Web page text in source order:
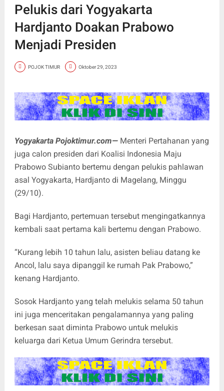
Pelukis dari Yogyakarta
Hardjanto Doakan Prabowo
Menjadi Presiden
POJOK TIMUR Oktober 29, 2023
Yogyakarta Pojoktimur.com—Menteri Pertahanan yang
juga calon presiden dari Koalisi Indonesia Maju
Prabowo Subianto bertemu dengan pelukis pahlawan
asal Yogyakarta, Hardjanto di Magelang, Minggu
(29/10).
Bagi Hardjanto, pertemuan tersebut mengingatkannya
kembali saat pertama kali bertemu dengan Prabowo.
“Kurang lebih 10 tahun lalu, asisten beliau datang ke
Ancol, lalu saya dipanggil ke rumah Pak Prabowo,”
kenang Hardjanto.
Sosok Hardjanto yang telah melukis selama 50 tahun
ini juga menceritakan pengalamannya yang paling
berkesan saat diminta Prabowo untuk melukis
keluarga dari Ketua Umum Gerindra tersebut.